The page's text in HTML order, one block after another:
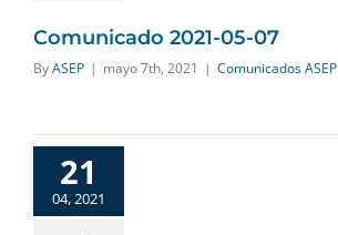
Comunicado 2021-05-07
ByASEP | mayo 7th, 2021 | Comunicados ASEP
21
04, 2021